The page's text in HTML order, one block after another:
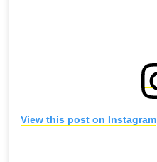
View this post on Instagram